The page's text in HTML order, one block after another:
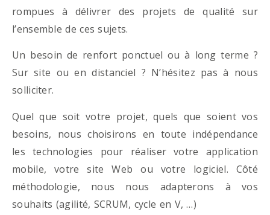
rompues à délivrer des projets de qualité sur
l’ensemble de ces sujets.
Un besoin de renfort ponctuel ou à long terme ?
Sur site ou en distanciel ? N’hésitez pas à nous
solliciter.
Quel que soit votre projet, quels que soient vos
besoins, nous choisirons en toute indépendance
les technologies pour réaliser votre application
mobile, votre site Web ou votre logiciel. Côté
méthodologie, nous nous adapterons à vos
souhaits (agilité, SCRUM, cycle en V, …)